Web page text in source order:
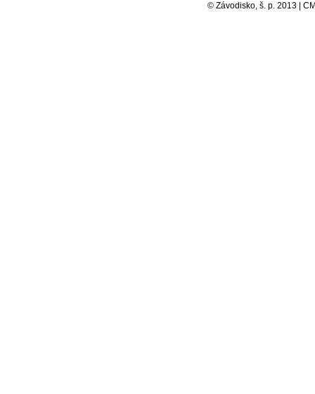
© Závodisko, š. p. 2013 |